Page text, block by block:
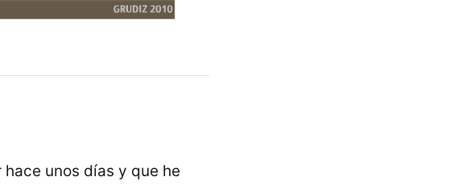
unos días y que he